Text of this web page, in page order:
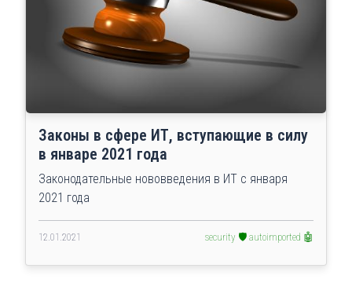
Законы в сфере ИТ, вступающие в силу
в январе 2021 года
Законодательные нововведения в ИТ с января
2021 года
12.01.2021 security 🛡️ autoimported 🤖